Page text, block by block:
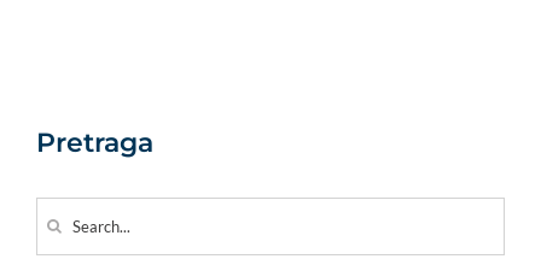
Pretraga
for: